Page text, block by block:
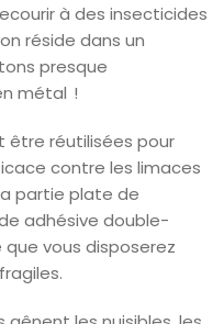
à des insecticides
réside dans un
presque
métal !
être réutilisées pour
contre les limaces
partie plate de
adhésive double-
vous disposerez